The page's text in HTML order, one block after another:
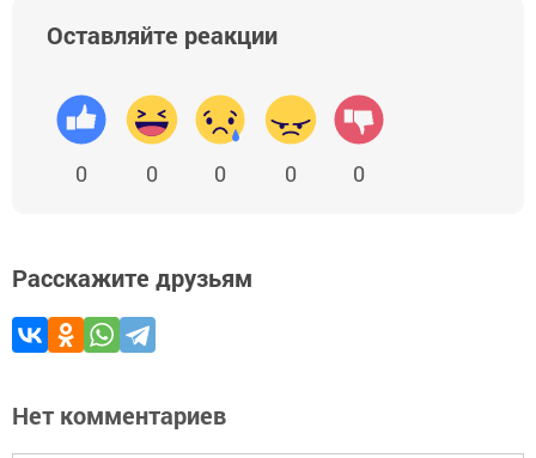
Оставляйте реакции
0 0 0 0 0
Расскажите друзьям
Нет комментариев